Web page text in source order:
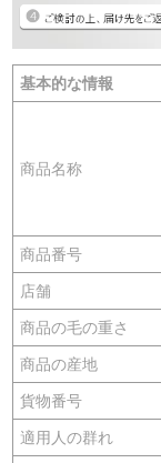
基本的な情報
商品名称
商品番号
店舗
商品の毛の重さ
商品の産地
貨物番号
適用人の群れ